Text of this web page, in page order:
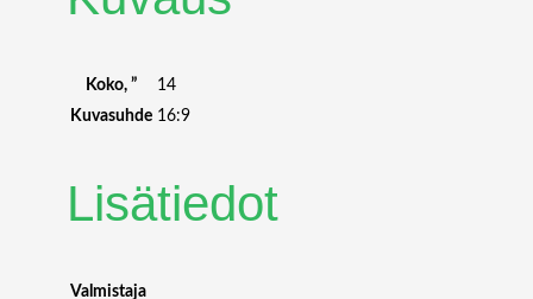
Koko, ”
14
Kuvasuhde 16:9
Lisätiedot
Valmistaja